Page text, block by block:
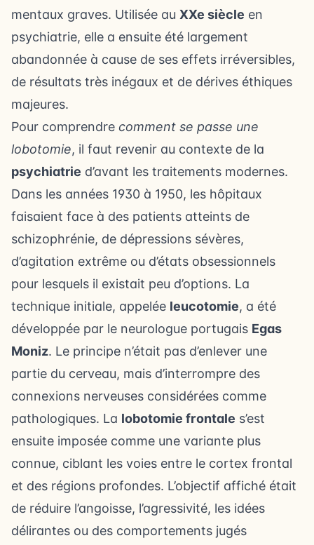
mentaux graves. Utilisée au XXe siècle en
psychiatrie, elle a ensuite été largement
abandonnée à cause de ses effets irréversibles,
de résultats très inégaux et de dérives éthiques
majeures.
Pour comprendre comment se passe une
lobotomie, il faut revenir au contexte de la
psychiatrie d’avant les traitements modernes.
Dans les années 1930 à 1950, les hôpitaux
faisaient face à des patients atteints de
schizophrénie, de dépressions sévères,
d’agitation extrême ou d’états obsessionnels
pour lesquels il existait peu d’options. La
technique initiale, appelée leucotomie, a été
développée par le neurologue portugais Egas
Moniz. Le principe n’était pas d’enlever une
partie du cerveau, mais d’interrompre des
connexions nerveuses considérées comme
pathologiques. La lobotomie frontale s’est
ensuite imposée comme une variante plus
connue, ciblant les voies entre le cortex frontal
et des régions profondes. L’objectif affiché était
de réduire l’angoisse, l’agressivité, les idées
délirantes ou des comportements jugés